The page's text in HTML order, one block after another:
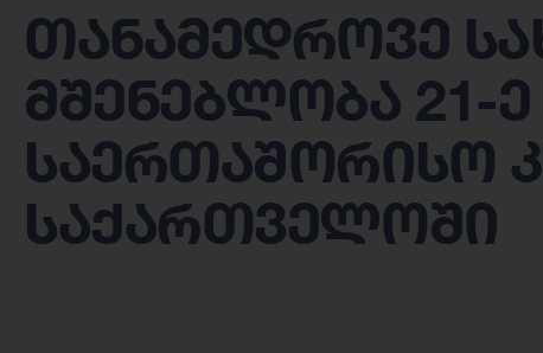
თანამედროვე
მშენებლობა 21-ე
საერთაშორისო
საქართველოში